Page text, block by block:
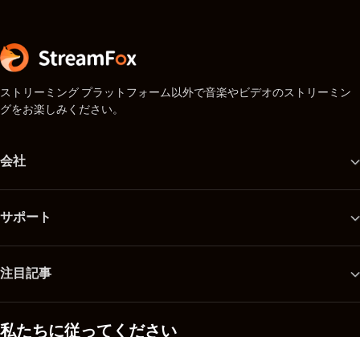
ストリーミング プラットフォーム以外で音楽やビデオのストリーミン
グをお楽しみください。
会社
サポート
注目記事
私たちに従ってください